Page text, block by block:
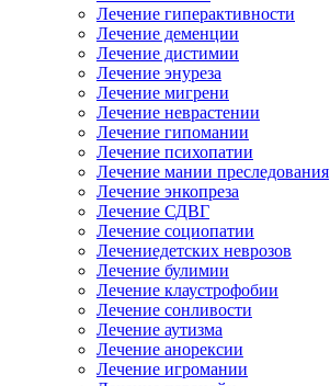
Лечение гиперактивности
Лечение деменции
Лечение дистимии
Лечение энуреза
Лечение мигрени
Лечение неврастении
Лечение гипомании
Лечение психопатии
Лечение мании преследования
Лечение энкопреза
Лечение СДВГ
Лечение социопатии
Лечениедетских неврозов
Лечение булимии
Лечение клаустрофобии
Лечение сонливости
Лечение аутизма
Лечение анорексии
Лечение игромании